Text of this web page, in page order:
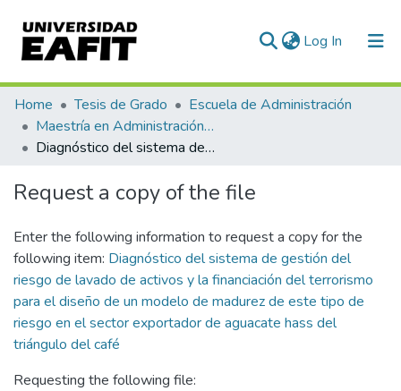
Log In (current)
Communities & Collections
All of DSpace
Home Tesis de Grado
Escuela de Administración
Maestría en Administración de Riesgos (tesis)
Diagnóstico del sistema de gestión del riesgo de lavado de activos y la financiación del terrorismo para el diseño de un modelo de madurez de este tipo de riesgo en el sector exportador de aguacate hass del triángulo del café
Request a copy of the file
Enter the following information to request a copy for the
following item: Diagnóstico del sistema de gestión del
riesgo de lavado de activos y la financiación del terrorismo
para el diseño de un modelo de madurez de este tipo de
riesgo en el sector exportador de aguacate hass del
triángulo del café
Requesting the following file: